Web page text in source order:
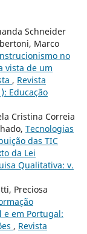
Schneider
Marco
no
vista de um
, Revista
Educação
Cristina Correia
Tecnologias
das TIC
da Lei
Qualitativa: v.
Preciosa
em Portugal:
, Revista